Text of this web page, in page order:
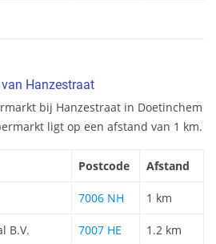
Hanzestraat
bij Hanzestraat in Doetinchem
ligt op een afstand van 1 km.
Postcode Afstand
7006 NH 1 km
B.V. 7007 HE 1.2 km